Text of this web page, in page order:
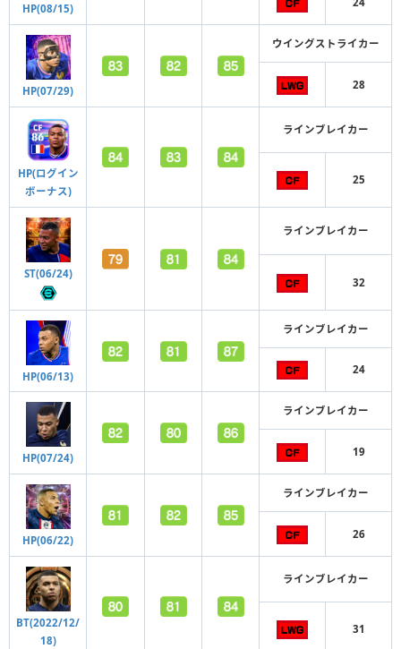
HP(08/15)
HP(07/29)
ウイングストライカー
28
HP(ログイン
ボーナス)
ラインブレイカー
25
ST(06/24)
ラインブレイカー
32
HP(06/13)
ラインブレイカー
24
HP(07/24)
ラインブレイカー
19
HP(06/22)
ラインブレイカー
26
BT(2022/12/
18)
ラインブレイカー
31